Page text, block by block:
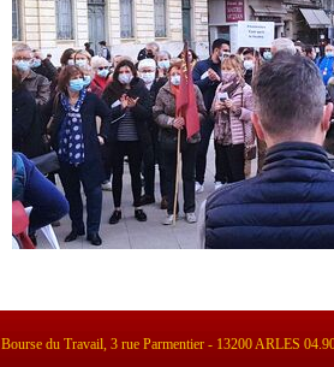
Bourse du Travail, 3 rue Parmentier - 13200 ARLES